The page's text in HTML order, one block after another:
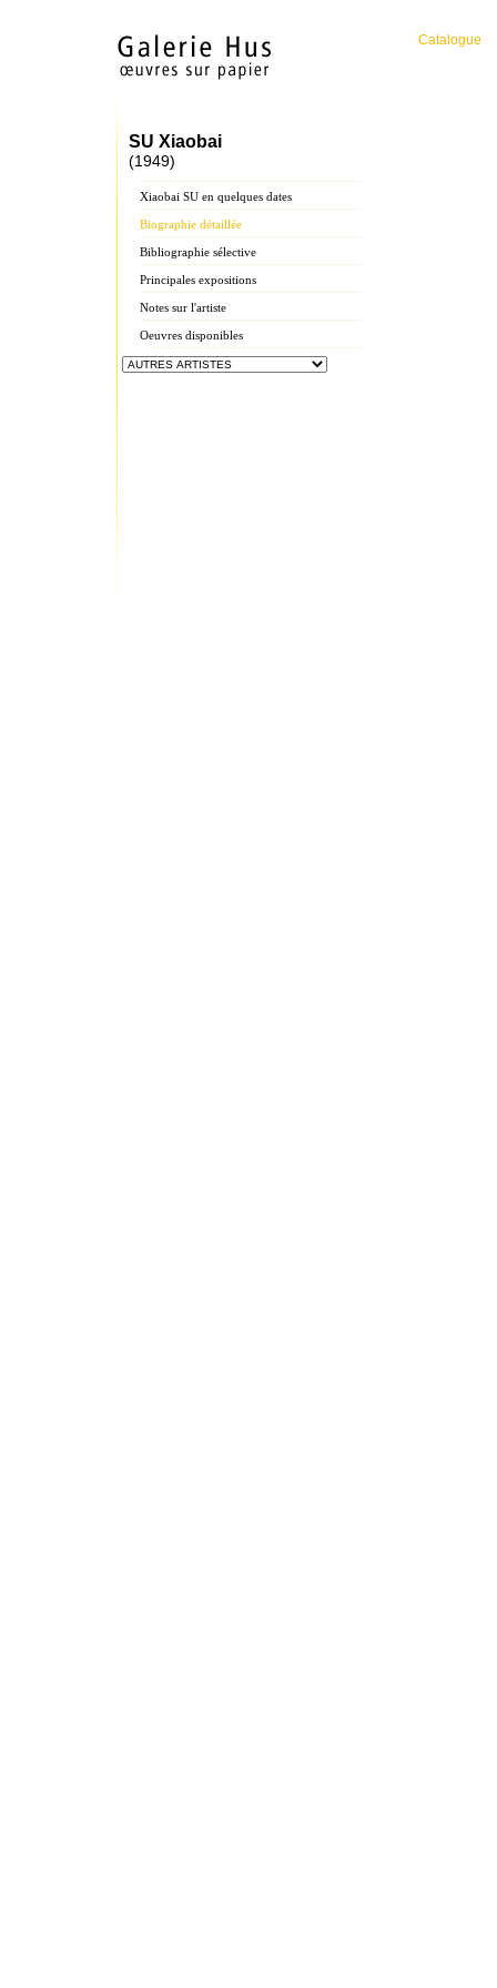
Catalogue
SU Xiaobai
(1949)
Xiaobai SU en quelques dates
Biographie détaillée
Bibliographie sélective
Principales expositions
Notes sur l'artiste
Oeuvres disponibles